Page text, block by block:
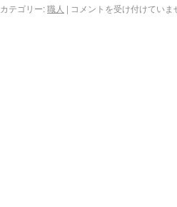
カテゴリー:職人 | コメントを受け付けていま